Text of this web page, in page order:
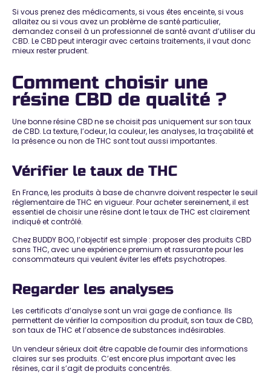
Si vous prenez des médicaments, si vous êtes enceinte, si vous
allaitez ou si vous avez un problème de santé particulier,
demandez conseil à un professionnel de santé avant d’utiliser du
CBD. Le CBD peut interagir avec certains traitements, il vaut donc
mieux rester prudent.
Comment choisir une
résine CBD de qualité ?
Une bonne résine CBD ne se choisit pas uniquement sur son taux
de CBD. La texture, l’odeur, la couleur, les analyses, la traçabilité et
la présence ou non de THC sont tout aussi importantes.
Vérifier le taux de THC
En France, les produits à base de chanvre doivent respecter le seuil
réglementaire de THC en vigueur. Pour acheter sereinement, il est
essentiel de choisir une résine dont le taux de THC est clairement
indiqué et contrôlé.
Chez BUDDY BOO, l’objectif est simple : proposer des produits CBD
sans THC, avec une expérience premium et rassurante pour les
consommateurs qui veulent éviter les effets psychotropes.
Regarder les analyses
Les certificats d’analyse sont un vrai gage de confiance. Ils
permettent de vérifier la composition du produit, son taux de CBD,
son taux de THC et l’absence de substances indésirables.
Un vendeur sérieux doit être capable de fournir des informations
claires sur ses produits. C’est encore plus important avec les
résines, car il s’agit de produits concentrés.